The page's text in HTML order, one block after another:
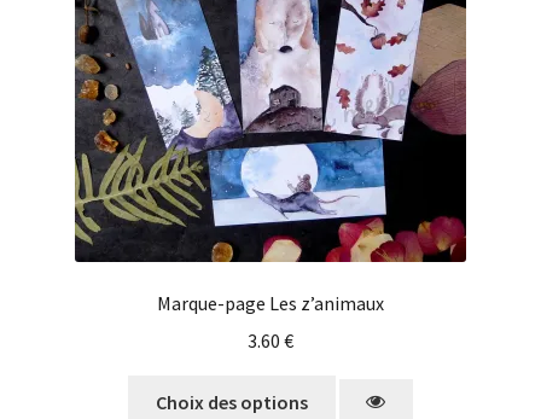
Marque-page Les z’animaux
3.60 €
Choix des options